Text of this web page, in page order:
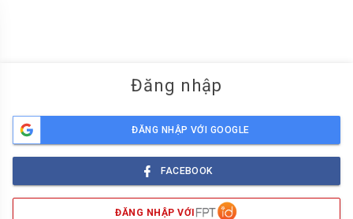
Đăng nhập
ĐĂNG NHẬP VỚI GOOGLE
FACEBOOK
ĐĂNG NHẬP VỚI